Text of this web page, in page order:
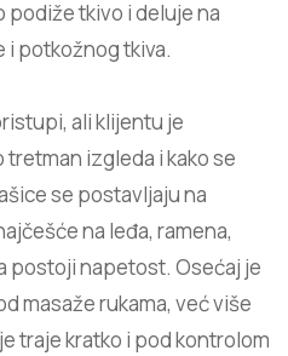
podiže tkivo i deluje na
potkožnog tkiva.
ali klijentu je
tretman izgleda i kako se
se postavljaju na
na leđa, ramena,
postoji napetost. Osećaj je
masaže rukama, već više
traje kratko i pod kontrolom